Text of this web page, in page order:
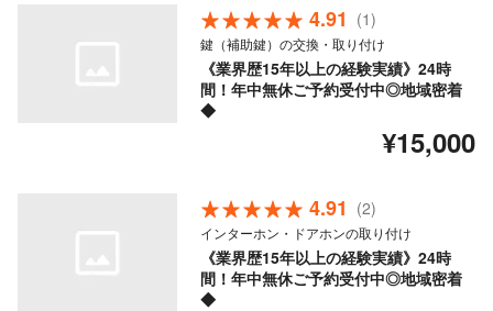
4.91 (1)
鍵（補助鍵）の交換・取り付け
《業界歴15年以上の経験実績》24時
間！年中無休ご予約受付中◎地域密着
◆
¥15,000
4.91 (2)
インターホン・ドアホンの取り付け
《業界歴15年以上の経験実績》24時
間！年中無休ご予約受付中◎地域密着
◆